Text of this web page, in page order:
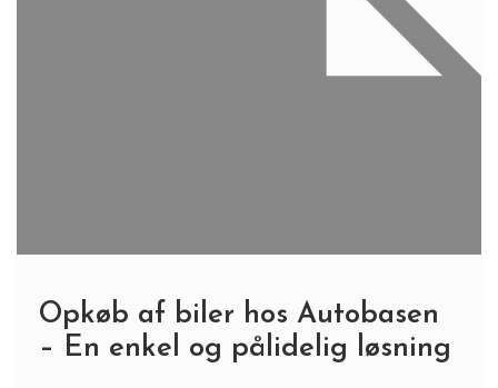
Opkøb af biler hos Autobasen
– En enkel og pålidelig løsning